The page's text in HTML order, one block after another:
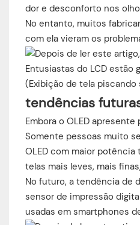
dor e desconforto nos
No entanto, muitos
com ela vieram os
Entusiastas do LCD estão
(Exibição de tela
tendências
Embora o OLED
Somente pessoas muito
OLED com maior
telas mais leves, mais
No futuro, a tendência de
sensor de impressão
usadas em smartphones